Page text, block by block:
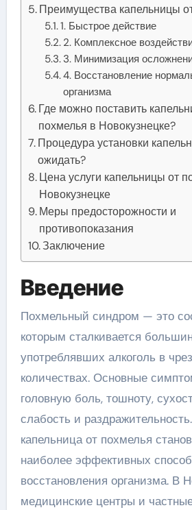
Преимущества капельницы
1. Быстрое действие
2. Комплексное
3. Минимизация
4. Восстановление
организма
Где можно поставить
похмелья в Новокузнецке?
Процедура установки
ожидать?
Цена услуги капельницы от
Новокузнецке
Меры предосторожности и
противопоказания
Заключение
Введение
Похмельный синдром — это состояние, с
которым сталкивается
употреблявших алкоголь в
количествах. Основные
головную боль, тошноту,
слабость и
капельница от похмелья
наиболее эффективных
восстановления организма. В
медицинские центры и